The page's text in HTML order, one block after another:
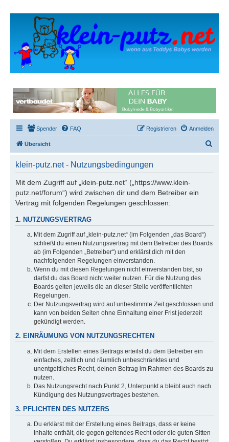
Spender FAQ Anmelden
Registrieren
Übersicht
klein-putz.net - Nutzungsbedingungen
Mit dem Zugriff auf „klein-putz.net“ („https://www.klein-
putz.net/forum“) wird zwischen dir und dem Betreiber ein
Vertrag mit folgenden Regelungen geschlossen:
1. NUTZUNGSVERTRAG
Mit dem Zugriff auf „klein-putz.net“ (im Folgenden „das Board“)
schließt du einen Nutzungsvertrag mit dem Betreiber des Boards
ab (im Folgenden „Betreiber“) und erklärst dich mit den
nachfolgenden Regelungen einverstanden.
Wenn du mit diesen Regelungen nicht einverstanden bist, so
darfst du das Board nicht weiter nutzen. Für die Nutzung des
Boards gelten jeweils die an dieser Stelle veröffentlichten
Regelungen.
Der Nutzungsvertrag wird auf unbestimmte Zeit geschlossen und
kann von beiden Seiten ohne Einhaltung einer Frist jederzeit
gekündigt werden.
2. EINRÄUMUNG VON NUTZUNGSRECHTEN
Mit dem Erstellen eines Beitrags erteilst du dem Betreiber ein
einfaches, zeitlich und räumlich unbeschränktes und
unentgeltliches Recht, deinen Beitrag im Rahmen des Boards zu
nutzen.
Das Nutzungsrecht nach Punkt 2, Unterpunkt a bleibt auch nach
Kündigung des Nutzungsvertrages bestehen.
3. PFLICHTEN DES NUTZERS
Du erklärst mit der Erstellung eines Beitrags, dass er keine
Inhalte enthält, die gegen geltendes Recht oder die guten Sitten